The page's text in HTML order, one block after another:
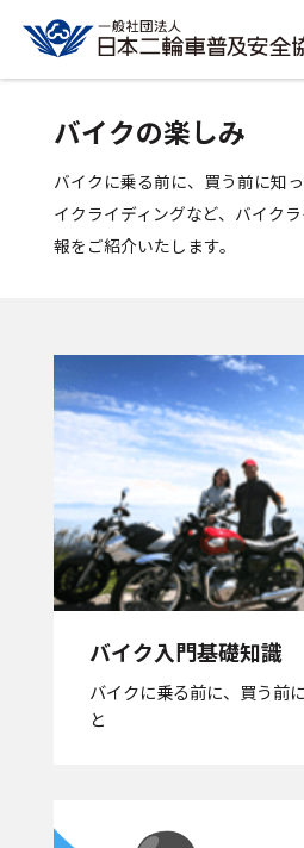
バイクの楽しみ
バイクに乗る前に、買う前に知
イクライディングなど、 バイク
報をご紹介いたします。
バイク入門基礎知識
バイクに乗る前に、買う前
と